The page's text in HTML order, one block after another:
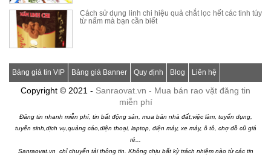
Cách sử dụng linh chi hiệu quả chắt lọc hết các tinh túy
từ nấm mà bạn cần biết
Bảng giá tin VIP Bảng giá Banner Quy định Blog Liên hệ
Copyright © 2021 - Sanraovat.vn - Mua bán rao vặt đăng tin
miễn phí
Đăng tin nhanh miễn phí, tin bất động sản, mua bán nhà đất,việc làm, tuyển dụng,
tuyển sinh,dịch vụ,quảng cáo,điện thoại, laptop, điện máy, xe máy, ô tô, chợ đồ cũ giá
rẻ...
Sanraovat.vn chỉ chuyển tải thông tin. Không chịu bất kỳ trách nhiệm nào từ các tin